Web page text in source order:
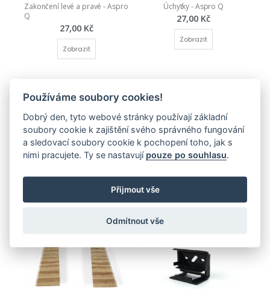
Zakončení levé a pravé - Aspro
Q
27,00 Kč
Zobrazit
Úchytky - Aspro Q
27,00 Kč
Zobrazit
36,00 Kč 44,00 Kč
Používáme soubory cookies!
Dobrý den, tyto webové stránky používají základní
soubory cookie k zajištění svého správného fungování
a sledovací soubory cookie k pochopení toho, jak s
nimi pracujete. Ty se nastavují pouze po souhlasu
Přijmout vše
Odmítnout vše